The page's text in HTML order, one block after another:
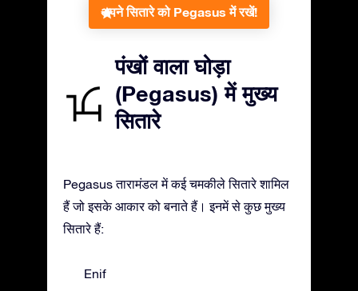
अपने सितारे को Pegasus में रखें!
पंखों वाला घोड़ा
(Pegasus) में मुख्य
सितारे
Pegasus तारामंडल में कई चमकीले सितारे शामिल
हैं जो इसके आकार को बनाते हैं। इनमें से कुछ मुख्य
सितारे हैं:
Enif